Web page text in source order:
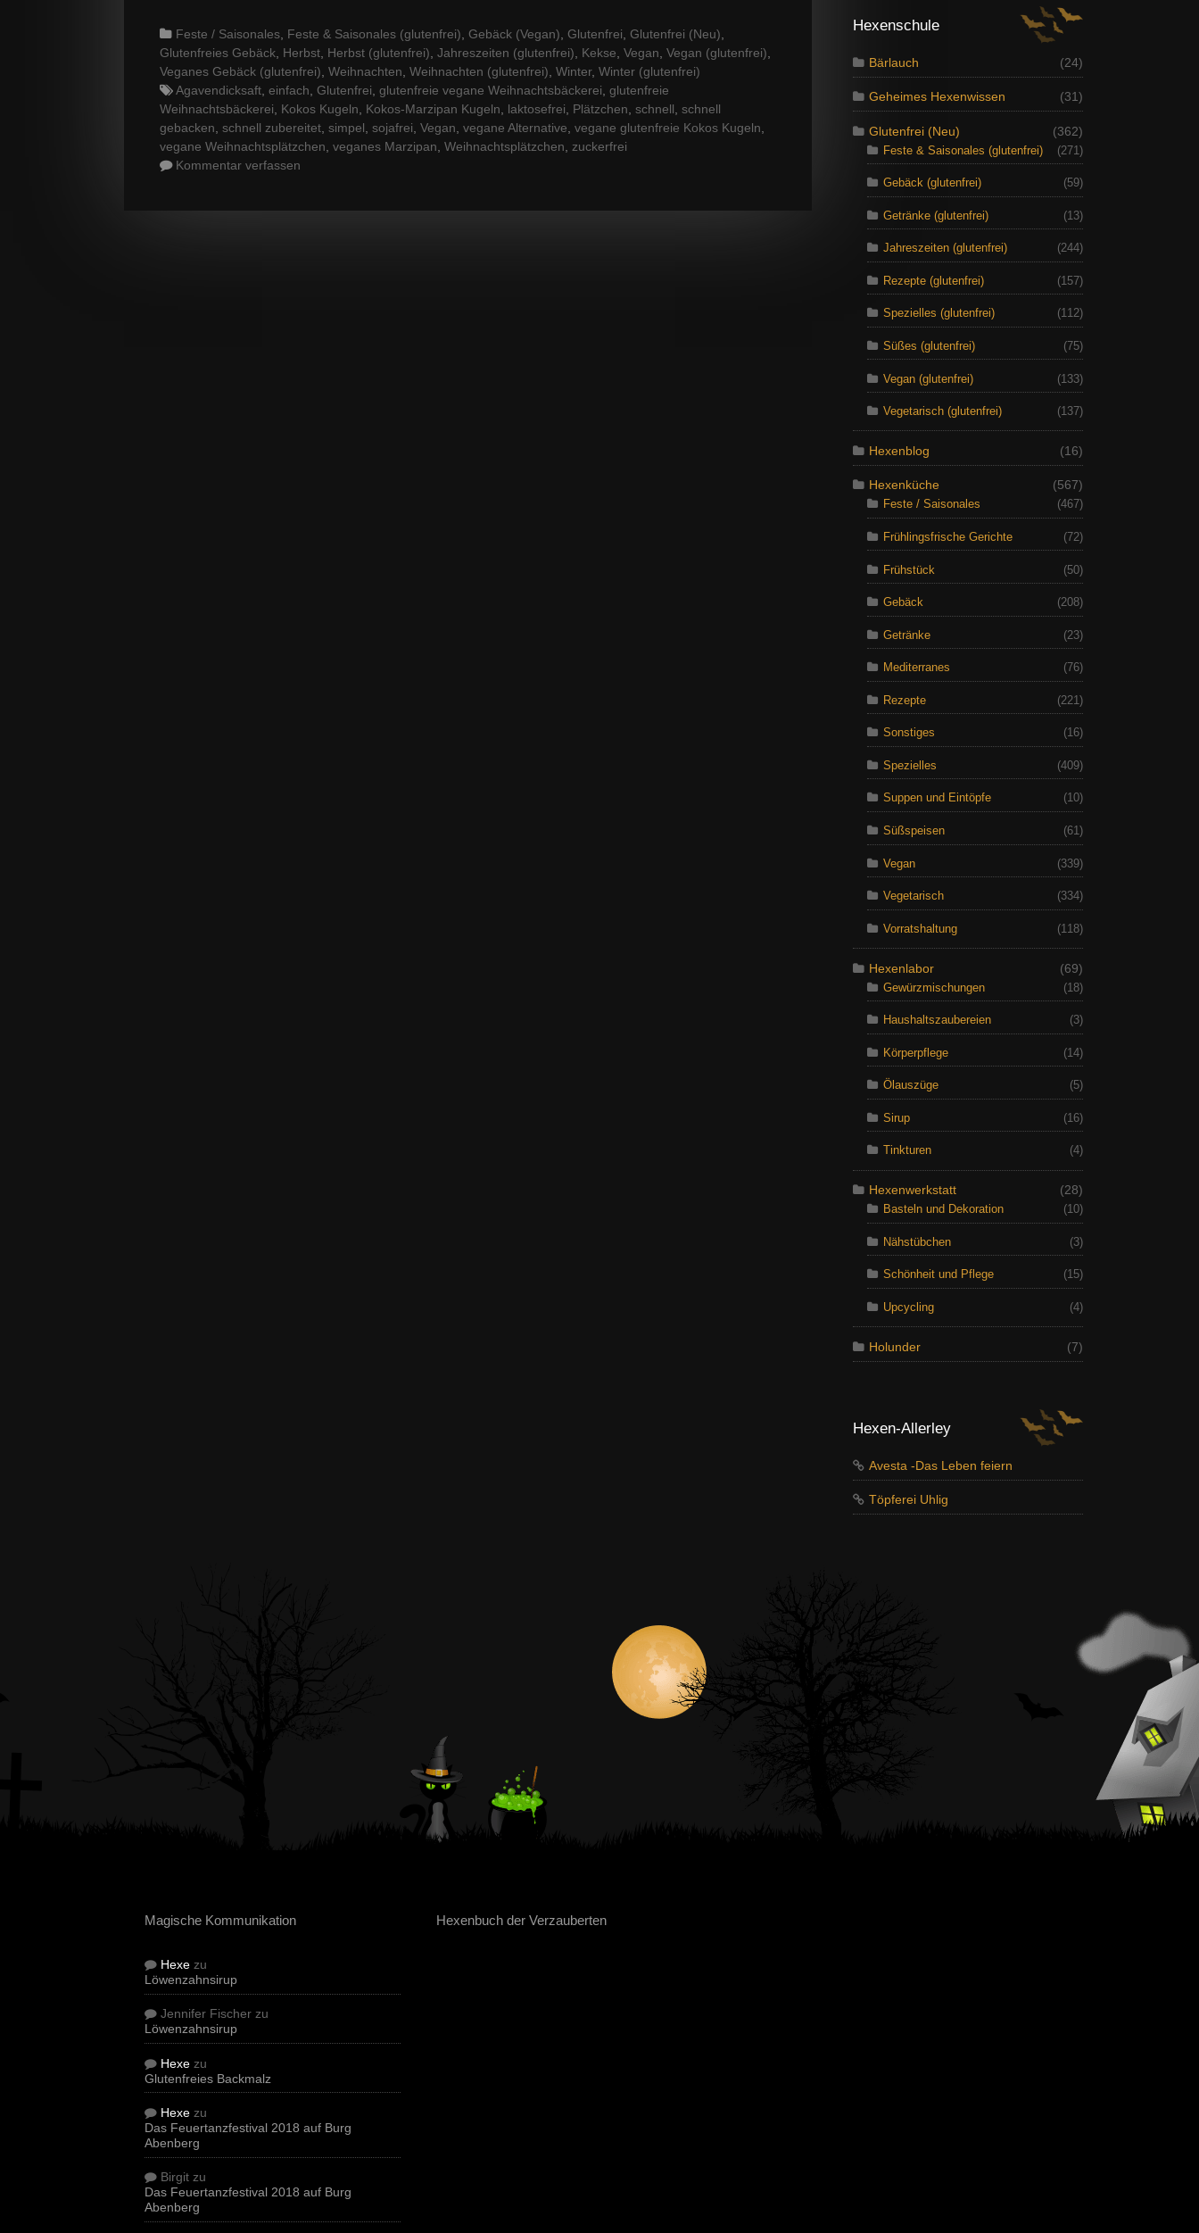
Categories
Feste / Saisonales Feste & Saisonales (glutenfrei) Gebäck (Vegan) Glutenfrei Glutenfrei (Neu)
Glutenfreies Gebäck Herbst Herbst (glutenfrei) Jahreszeiten (glutenfrei) Kekse Vegan Vegan (glutenfrei)
Veganes Gebäck (glutenfrei) Weihnachten Weihnachten (glutenfrei) Winter, Winter (glutenfrei)
Tags
Agavendicksaft einfach Glutenfrei glutenfreie vegane Weihnachtsbäckerei glutenfreie
Weihnachtsbäckerei
Kokos Kugeln Kokos-Marzipan Kugeln laktosefrei Plätzchen schnell schnell
gebacken schnell zubereitet simpel sojafrei Vegan vegane Alternative vegane glutenfreie Kokos Kugeln
vegane Weihnachtsplätzchen veganes Marzipan Weihnachtsplätzchen
zuckerfrei
Kommentar verfassen
Hexenschule
Bärlauch (24)
Geheimes Hexenwissen (31)
Glutenfrei (Neu)
(362)
Feste & Saisonales (glutenfrei)
(271)
Gebäck (glutenfrei) (59)
Getränke (glutenfrei) (13)
Jahreszeiten (glutenfrei) (244)
Rezepte (glutenfrei) (157)
Spezielles (glutenfrei) (112)
Süßes (glutenfrei) (75)
Vegan (glutenfrei) (133)
Vegetarisch (glutenfrei) (137)
Hexenblog (16)
Hexenküche
(567)
Feste / Saisonales
(467)
Frühlingsfrische Gerichte (72)
Frühstück (50)
Gebäck (208)
Getränke (23)
Mediterranes (76)
Rezepte (221)
Sonstiges (16)
Spezielles (409)
Suppen und Eintöpfe (10)
Süßspeisen (61)
Vegan (339)
Vegetarisch (334)
Vorratshaltung (118)
Hexenlabor
(69)
Gewürzmischungen
(18)
Haushaltszaubereien (3)
Körperpflege (14)
Ölauszüge (5)
Sirup (16)
Tinkturen (4)
Hexenwerkstatt
(28)
Basteln und Dekoration
(10)
Nähstübchen (3)
Schönheit und Pflege (15)
Upcycling (4)
Holunder (7)
Hexen-Allerley
Avesta -Das Leben feiern
Töpferei Uhlig
Magische Kommunikation
Hexe zu
Löwenzahnsirup
Jennifer Fischer zu
Löwenzahnsirup
Hexe zu
Glutenfreies Backmalz
Hexe zu
Das Feuertanzfestival 2018 auf Burg
Abenberg
Birgit zu
Das Feuertanzfestival 2018 auf Burg
Abenberg
Hexenbuch der Verzauberten